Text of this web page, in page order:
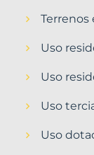
Terrenos
Uso
Uso
Uso
Uso